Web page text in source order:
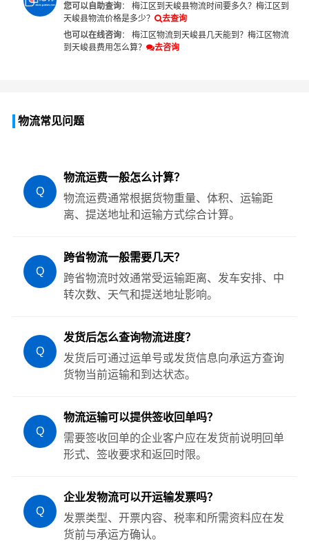
您可以自助查询： 梅江区到天峻县物流时间要多久？ 梅江区到
天峻县物流价格是多少？
去查询
也可以在线咨询： 梅江区物流到天峻县几天能到？ 梅江区物流
到天峻县费用怎么算？
去咨询
物流常见问题
Q
物流运费一般怎么计算？
物流运费通常根据货物重量、体积、运输距
离、提送地址和运输方式综合计算。
Q
跨省物流一般需要几天？
跨省物流时效通常受运输距离、发车安排、中
转次数、天气和提送地址影响。
Q
发货后怎么查询物流进度？
发货后可通过运单号或发货信息向承运方查询
货物当前运输和到达状态。
Q
物流运输可以提供签收回单吗？
需要签收回单的企业客户应在发货前说明回单
形式、签收要求和返回时限。
Q
企业发物流可以开运输发票吗？
发票类型、开票内容、税率和所需资料应在发
货前与承运方确认。